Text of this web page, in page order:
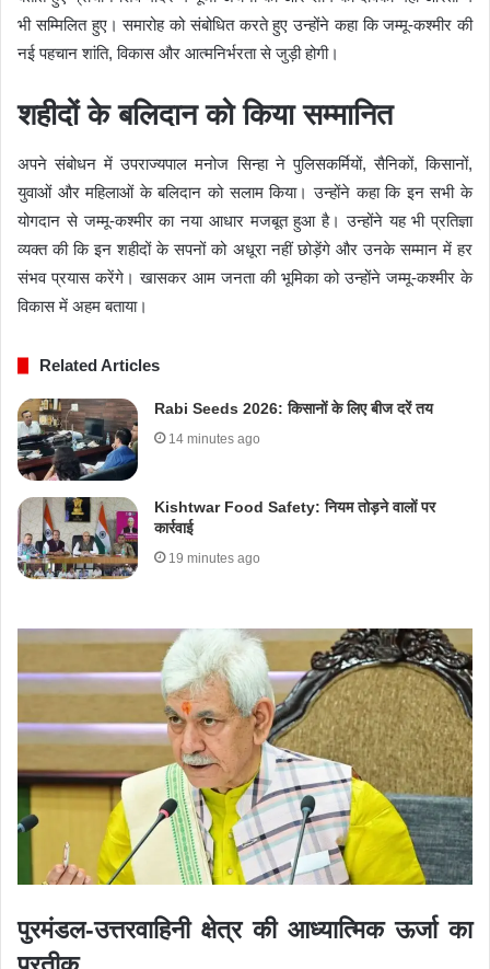
भी सम्मिलित हुए। समारोह को संबोधित करते हुए उन्होंने कहा कि जम्मू-कश्मीर की
नई पहचान शांति, विकास और आत्मनिर्भरता से जुड़ी होगी।
शहीदों के बलिदान को किया सम्मानित
अपने संबोधन में उपराज्यपाल मनोज सिन्हा ने पुलिसकर्मियों, सैनिकों, किसानों,
युवाओं और महिलाओं के बलिदान को सलाम किया। उन्होंने कहा कि इन सभी के
योगदान से जम्मू-कश्मीर का नया आधार मजबूत हुआ है। उन्होंने यह भी प्रतिज्ञा
व्यक्त की कि इन शहीदों के सपनों को अधूरा नहीं छोड़ेंगे और उनके सम्मान में हर
संभव प्रयास करेंगे। खासकर आम जनता की भूमिका को उन्होंने जम्मू-कश्मीर के
विकास में अहम बताया।
Related Articles
Rabi Seeds 2026: किसानों के लिए बीज दरें तय
14 minutes ago
Kishtwar Food Safety: नियम तोड़ने वालों पर
कार्रवाई
19 minutes ago
पुरमंडल-उत्तरवाहिनी क्षेत्र की आध्यात्मिक ऊर्जा का